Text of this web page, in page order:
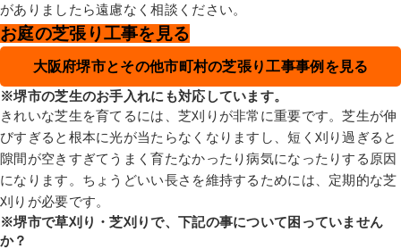
がありましたら遠慮なく相談ください。
お庭の芝張り工事を見る
大阪府堺市とその他市町村の芝張り工事事例を見る
※堺市の芝生のお手入れにも対応しています。
きれいな芝生を育てるには、芝刈りが非常に重要です。芝生が伸
びすぎると根本に光が当たらなくなりますし、短く刈り過ぎると
隙間が空きすぎてうまく育たなかったり病気になったりする原因
になります。ちょうどいい長さを維持するためには、定期的な芝
刈りが必要です。
※堺市で草刈り・芝刈りで、下記の事について困っていません
か？